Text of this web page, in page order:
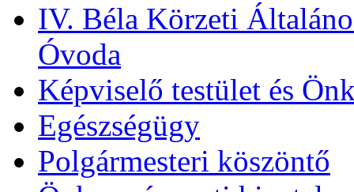
IV. Béla Körzeti
Óvoda
Képviselő testület és
Egészségügy
Polgármesteri köszöntő